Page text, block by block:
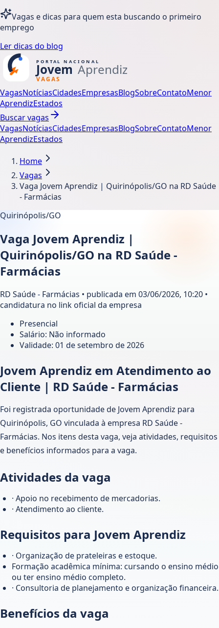
Vagas e dicas para quem esta buscando o primeiro
emprego
Ler dicas do blog
VagasNotíciasCidadesEmpresasBlogSobreContatoMenor
AprendizEstados
Buscar vagas
VagasNotíciasCidadesEmpresasBlogSobreContatoMenor
AprendizEstados
Home
Vagas
Vaga Jovem Aprendiz | Quirinópolis/GO na RD Saúde
- Farmácias
Quirinópolis/GO
Vaga Jovem Aprendiz |
Quirinópolis/GO na RD Saúde -
Farmácias
RD Saúde - Farmácias • publicada em 03/06/2026, 10:20 •
candidatura no link oficial da empresa
Presencial
Salário: Não informado
Validade: 01 de setembro de 2026
Jovem Aprendiz em Atendimento ao
Cliente | RD Saúde - Farmácias
Foi registrada oportunidade de Jovem Aprendiz para
Quirinópolis, GO vinculada à empresa RD Saúde -
Farmácias. Nos itens desta vaga, veja atividades, requisitos
e benefícios informados para a vaga.
Atividades da vaga
· Apoio no recebimento de mercadorias.
· Atendimento ao cliente.
Requisitos para Jovem Aprendiz
· Organização de prateleiras e estoque.
Formação acadêmica mínima: cursando o ensino médio
ou ter ensino médio completo.
· Consultoria de planejamento e organização financeira.
Benefícios da vaga